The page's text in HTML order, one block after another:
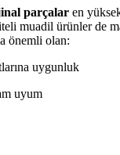
parçalar en
muadil ürünler de
önemli olan:
uygunluk
uyum